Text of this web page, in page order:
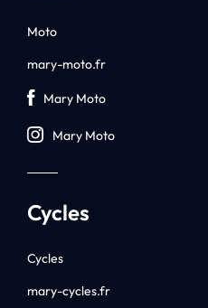
Moto
mary-moto.fr
Mary Moto
Mary Moto
Cycles
Cycles
mary-cycles.fr